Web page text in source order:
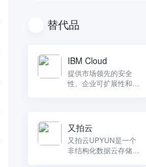
替代品
IBM Cloud
提供市场领先的安全
性、企业可扩展性和开
又拍云
又拍云UPYUN是一个
非结构化数据云存储、